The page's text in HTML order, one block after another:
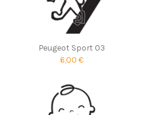
Peugeot Sport 03
6,00 €